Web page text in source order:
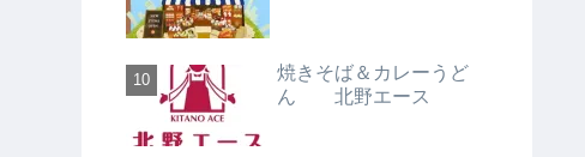
焼きそば＆カレーうど
ん 北野エース